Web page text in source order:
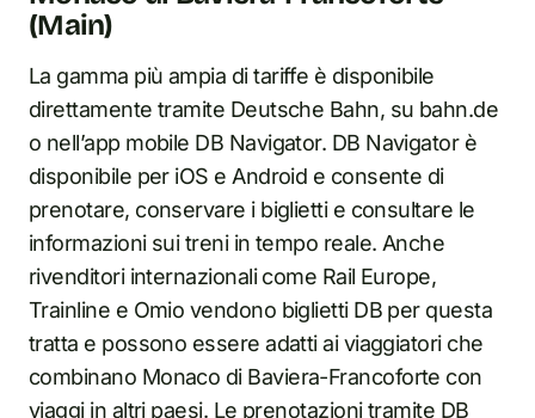
(Main)
La gamma più ampia di tariffe è disponibile
direttamente tramite Deutsche Bahn, su bahn.de
o nell’app mobile DB Navigator. DB Navigator è
disponibile per iOS e Android e consente di
prenotare, conservare i biglietti e consultare le
informazioni sui treni in tempo reale. Anche
rivenditori internazionali come Rail Europe,
Trainline e Omio vendono biglietti DB per questa
tratta e possono essere adatti ai viaggiatori che
combinano Monaco di Baviera-Francoforte con
viaggi in altri paesi. Le prenotazioni tramite DB